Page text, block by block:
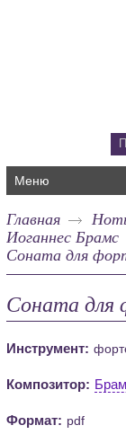
Меню
Главная
Иоганнес Брамс
Соната для
Соната для
Инструмент:
Композитор:
Формат: pdf